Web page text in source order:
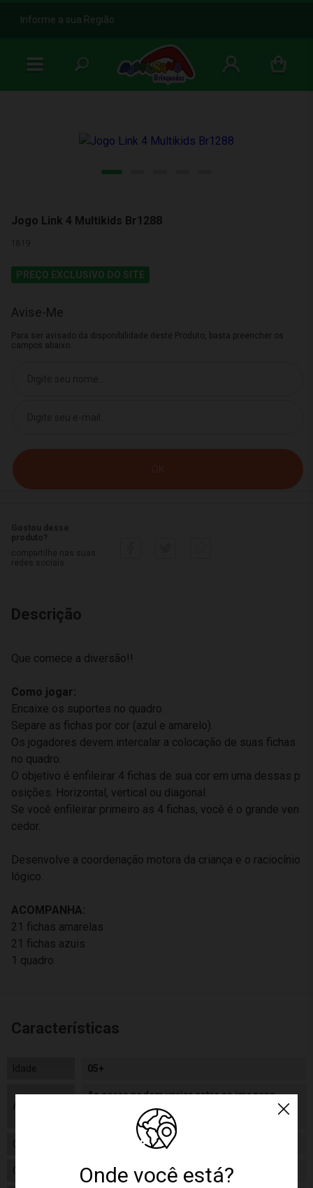
b
Informe a sua Região
Onde você está?
Jogo Link 4 Multikids Br1288
1819
PREÇO EXCLUSIVO DO SITE
Avise-Me
Para ser avisado da disponibilidade deste Produto, basta preencher os
campos abaixo.
Descrição
Que comece a diversão!!
Como jogar:
Encaixe os suportes no quadro.
Separe as fichas por cor (azul e amarelo).
Os jogadores devem intercalar a colocação de suas fichas
no quadro.
O objetivo é enfileirar 4 fichas de sua cor em uma dessas p
osições. Horizontal, vertical ou diagonal.
Se você enfileirar primeiro as 4 fichas, você é o grande ven
cedor.
Desenvolve a coordenação motora da criança e o raciocínio
lógico.
ACOMPANHA:
21 fichas amarelas
21 fichas azuis
1 quadro
Características
05+
Aviso
As cores podem variar entre as imagens
mostradas acima e o produto. Imagens
meramente ilustrativas.
Gênero
Categoria Jogo